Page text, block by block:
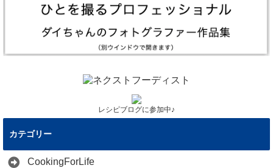
レシピブログに参加中♪
カテゴリー
CookingForLife